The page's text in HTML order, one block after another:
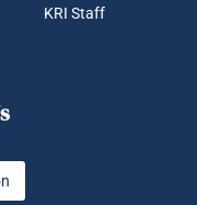
KRI Staff